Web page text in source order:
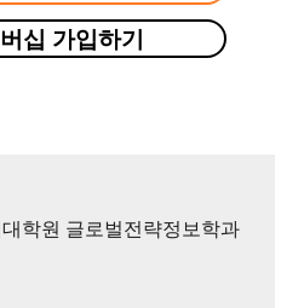
십 가입하기
학원 글로벌전략정보학과